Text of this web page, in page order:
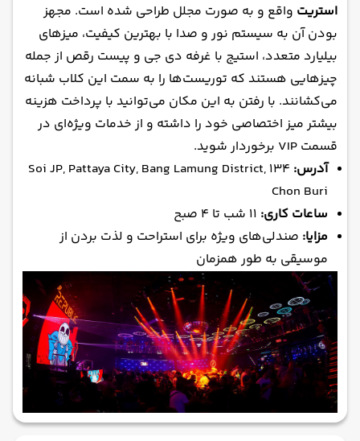
استریت واقع و به صورت مجلل طراحی شده است. مجهز
بودن آن به سیستم نور و صدا با بهترین کیفیت، میزهای
بیلیارد متعدد، استیج با غرفه دی جی و پیست رقص از جمله
چیزهایی هستند که توریست‌ها را به سمت این کلاب شبانه
می‌کشانند. با رفتن به این مکان می‌توانید با پرداخت هزینه
بیشتر میز اختصاصی خود را داشته و از خدمات ویژه‌ای در
قسمت VIP برخوردار شوید.
آدرس:
134 Soi JP, Pattaya City, Bang Lamung District,
Chon Buri
ساعات کاری:
مزایا: صندلی‌های ویژه برای استراحت و لذت بردن از
موسیقی به طور همزمان